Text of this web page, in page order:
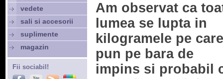
Am observat ca
lumea se lupta in
kilogramele pe
pun pe bara de
impins si probabil
vedete
sali si accesorii
suplimente
magazin
Fii sociabil!